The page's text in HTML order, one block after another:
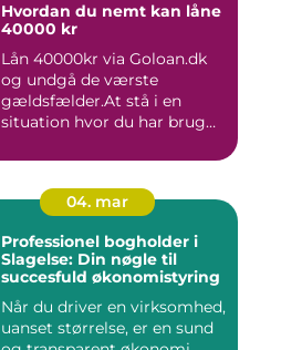
Hvordan du nemt kan låne
40000 kr
Lån 40000kr via Goloan.dk
og undgå de værste
gældsfælder.At stå i en
situation hvor du har brug
04. mar
Professionel bogholder i
Slagelse: Din nøgle til
succesfuld økonomistyring
Når du driver en virksomhed,
uanset størrelse, er en sund